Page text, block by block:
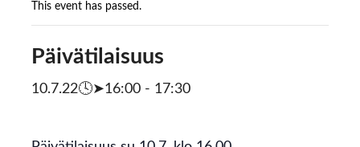
This event has passed.
Päivätilaisuus
10.7.22🕓➤16:00- 17:30